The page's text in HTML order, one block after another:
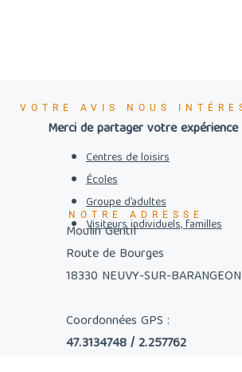
VOTRE AVIS NOUS
Merci de partager votre expérience
Centres de loisirs
Écoles
Groupe d’adultes
Visiteurs individuels, familles
NOTRE ADRESSE
Moulin Gentil
Route de Bourges
18330 NEUVY-SUR-BARANGEON
Coordonnées GPS :
47.3134748 / 2.257762